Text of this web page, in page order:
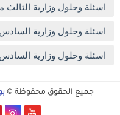
اسئلة وحلول وزارية
اسئلة وحلول وزارية السادس
اسئلة وحلول وزارية
جميع الحقوق محفوظة ©